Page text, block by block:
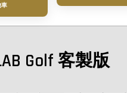
車
Golf 客製版